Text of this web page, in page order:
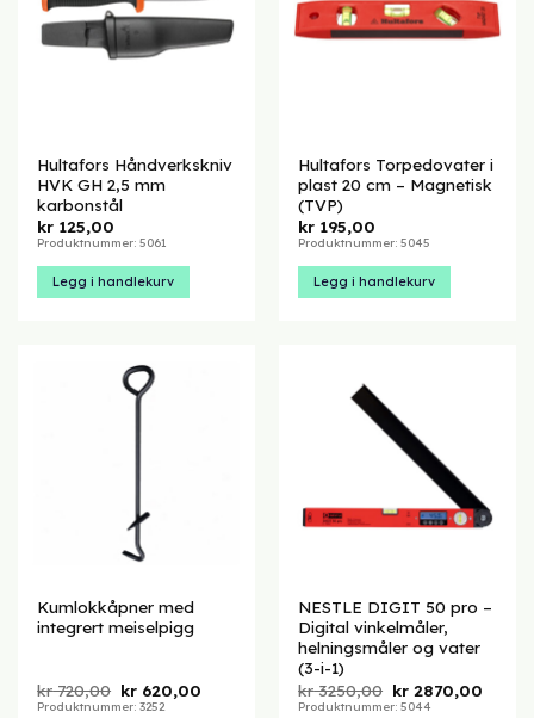
Hultafors Håndverkskniv
HVK GH 2,5 mm
karbonstål
kr 125,00
Produktnummer: 5061
Legg i handlekurv
Hultafors Torpedovater i
plast 20 cm – Magnetisk
(TVP)
kr 195,00
Produktnummer: 5045
Legg i handlekurv
Kumlokkåpner med
integrert meiselpigg
kr720,00 Opprinnelig
pris
kr 620,00
Produktnummer: 3252
NESTLE DIGIT 50 pro –
Digital vinkelmåler,
helningsmåler og vater
(3-i-1)
kr3250,00 Opprinnelig
pris
kr 2870,00
Produktnummer: 5044